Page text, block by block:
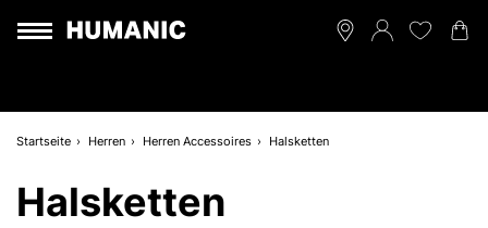
Startseite Herren Herren Accessoires Halsketten
Halsketten